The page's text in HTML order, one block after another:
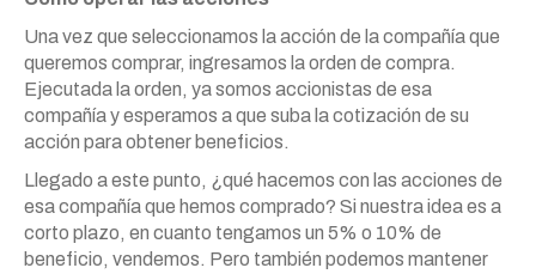
Una vez que seleccionamos la acción de la compañía que
queremos comprar, ingresamos la orden de compra.
Ejecutada la orden, ya somos accionistas de esa
compañía y esperamos a que suba la cotización de su
acción para obtener beneficios.
Llegado a este punto, ¿qué hacemos con las acciones de
esa compañía que hemos comprado? Si nuestra idea es a
corto plazo, en cuanto tengamos un 5% o 10% de
beneficio, vendemos. Pero también podemos mantener